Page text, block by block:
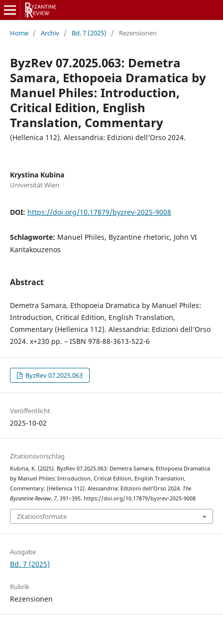
Home / Archiv / Bd. 7 (2025) / Rezensionen
ByzRev 07.2025.063: Demetra
Samara, Ethopoeia Dramatica by
Manuel Philes: Introduction,
Critical Edition, English
Translation, Commentary
(Hellenica 112). Alessandria: Edizioni dell’Orso 2024.
Krystina Kubina
Universität Wien
DOI: https://doi.org/10.17879/byzrev-2025-9008
Schlagworte: Manuel Philes, Byzantine rhetoric, John VI
Kantakouzenos
Abstract
Demetra Samara, Ethopoeia Dramatica by Manuel Philes:
Introduction, Critical Edition, English Translation,
Commentary (Hellenica 112). Alessandria: Edizioni dell’Orso
2024. x+230 pp. – ISBN 978-88-3613-522-6
ByzRev 07.2025.063
Veröffentlicht
2025-10-02
Zitationsvorschlag
Kubina, K. (2025). ByzRev 07.2025.063: Demetra Samara, Ethopoeia Dramatica
by Manuel Philes: Introduction, Critical Edition, English Translation,
Commentary: (Hellenica 112). Alessandria: Edizioni dell’Orso 2024. The
Byzantine Review, 7, 391–395. https://doi.org/10.17879/byzrev-2025-9008
Zitationsformate
Ausgabe
Bd. 7 (2025)
Rubrik
Rezensionen